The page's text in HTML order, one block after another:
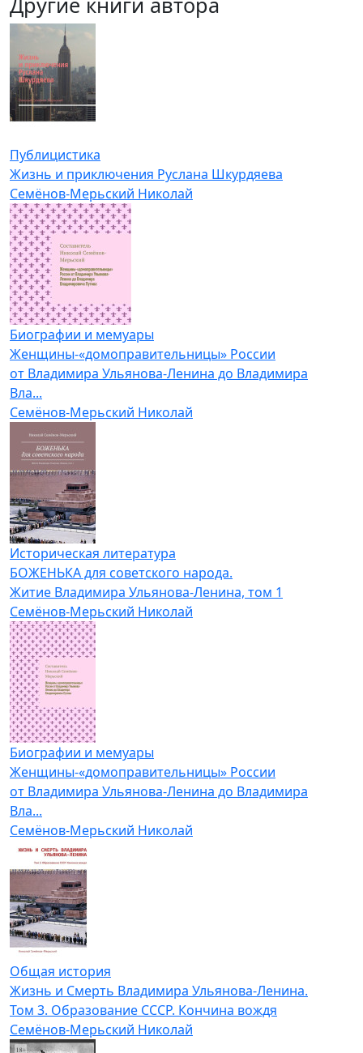
Публицистика
Жизнь и приключения Руслана Шкурдяева
Семёнов-Мерьский Николай
Биографии и мемуары
Женщины-«домоправительницы» России
от Владимира Ульянова-Ленина до Владимира
Вла...
Семёнов-Мерьский Николай
Историческая литература
БОЖЕНЬКА для советского народа.
Житие Владимира Ульянова-Ленина, том 1
Семёнов-Мерьский Николай
Биографии и мемуары
Женщины-«домоправительницы» России
от Владимира Ульянова-Ленина до Владимира
Вла...
Семёнов-Мерьский Николай
Общая история
Жизнь и Смерть Владимира Ульянова-Ленина.
Том 3. Образование СССР. Кончина вождя
Семёнов-Мерьский Николай